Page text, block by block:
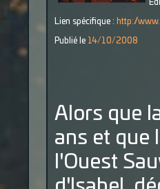
Lien spécifique : http://
Publié le 14/10/2008
Alors que
ans et que
l'Ouest